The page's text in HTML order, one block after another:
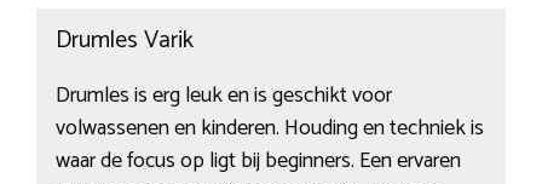
Drumles Varik
Drumles is erg leuk en is geschikt voor
volwassenen en kinderen. Houding en techniek is
waar de focus op ligt bij beginners. Een ervaren